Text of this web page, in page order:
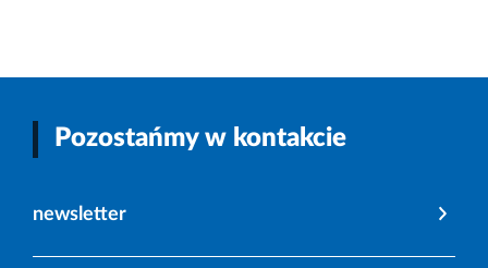
Pozostańmy w kontakcie
newsletter